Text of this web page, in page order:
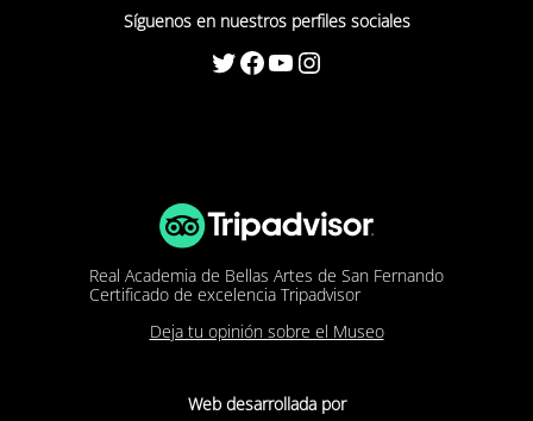
Síguenos en nuestros perfiles sociales
Twitter Facebook YouTube Instagram
Real Academia de Bellas Artes de San Fernando
Certificado de excelencia Tripadvisor
Deja tu opinión sobre el Museo
Web desarrollada por